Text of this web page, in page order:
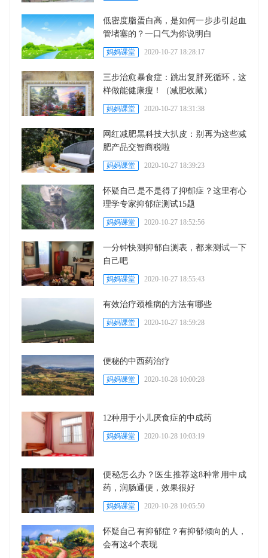
低密度脂蛋白高，是如何一步步引起血
管堵塞的？一口气为你说明白
妈妈课堂 2020-10-27 18:28:17
三步治愈暴食症：跳出复胖死循环，这
样做能健康瘦！（减肥收藏）
妈妈课堂 2020-10-27 18:31:38
网红减肥黑科技大扒皮：别再为这些减
肥产品交智商税啦
妈妈课堂 2020-10-27 18:39:23
怀疑自己是不是得了抑郁症？这里有心
理学专家抑郁症测试15题
妈妈课堂 2020-10-27 18:52:56
一分钟快测抑郁自测表，都来测试一下
自己吧
妈妈课堂 2020-10-27 18:55:43
有效治疗颈椎病的方法有哪些
妈妈课堂 2020-10-27 18:59:28
便秘的中西药治疗
妈妈课堂 2020-10-28 10:00:28
12种用于小儿厌食症的中成药
妈妈课堂 2020-10-28 10:03:19
便秘怎么办？医生推荐这8种常用中成
药，润肠通便，效果很好
妈妈课堂 2020-10-28 10:05:50
怀疑自己有抑郁症？有抑郁倾向的人，
会有这4个表现